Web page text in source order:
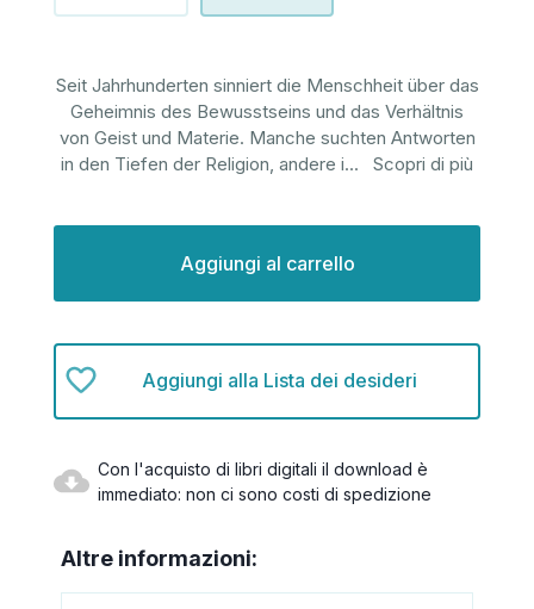
Seit Jahrhunderten sinniert die Menschheit über das
Geheimnis des Bewusstseins und das Verhältnis
von Geist und Materie. Manche suchten Antworten
in den Tiefen der Religion, andere i... Scopri di più
Aggiungi alla Lista dei desideri
Con l'acquisto di libri digitali il download è
immediato: non ci sono costi di spedizione
Altre informazioni: